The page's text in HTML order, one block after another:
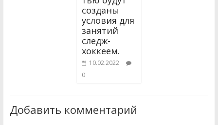
созданы
условия для
занятий
следж-
хоккеем.
10.02.2022
0
Добавить комментарий